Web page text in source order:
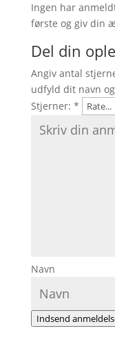
Ingen har
første og giv din
Del din
Angiv antal
udfyld dit navn
Stjerner: *
Navn
Indsend